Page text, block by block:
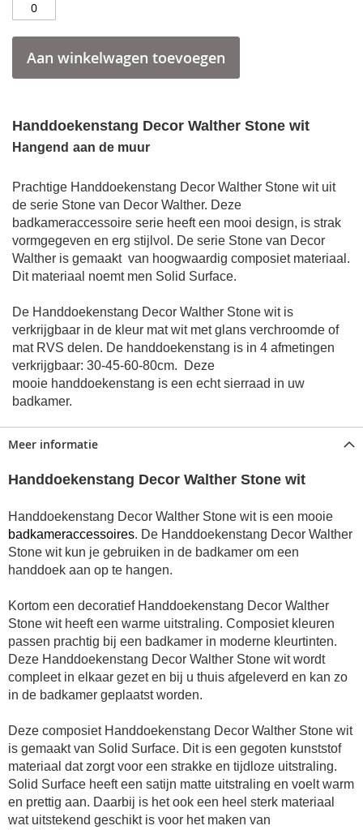
Aan winkelwagen toevoegen
Handdoekenstang Decor Walther Stone wit
Hangend aan de muur
Prachtige Handdoekenstang Decor Walther Stone wit uit
de serie Stone van Decor Walther. Deze
badkameraccessoire serie heeft een mooi design, is strak
vormgegeven en erg stijlvol. De serie Stone van Decor
Walther is gemaakt van hoogwaardig composiet materiaal.
Dit materiaal noemt men Solid Surface.
De Handdoekenstang Decor Walther Stone wit is
verkrijgbaar in de kleur mat wit met glans verchroomde of
mat RVS delen. De handdoekenstang is in 4 afmetingen
verkrijgbaar: 30-45-60-80cm.
Deze
mooie handdoekenstang is een echt sierraad in uw
badkamer.
Meer informatie
Handdoekenstang Decor Walther Stone wit
Handdoekenstang Decor Walther Stone wit is een mooie
badkameraccessoires. De Handdoekenstang Decor Walther
Stone wit kun je gebruiken in de badkamer om een
handdoek aan op te hangen.
Kortom een decoratief Handdoekenstang Decor Walther
Stone wit heeft een warme uitstraling. Composiet kleuren
passen prachtig bij een badkamer in moderne kleurtinten.
Deze Handdoekenstang Decor Walther Stone wit wordt
compleet in elkaar gezet en bij u thuis afgeleverd en kan zo
in de badkamer geplaatst worden.
Deze composiet Handdoekenstang Decor Walther Stone wit
is gemaakt van Solid Surface. Dit is een gegoten kunststof
materiaal dat zorgt voor een strakke en tijdloze uitstraling.
Solid Surface heeft een satijn matte uitstraling en voelt warm
en prettig aan. Daarbij is het ook een heel sterk materiaal
wat uitstekend geschikt is voor het maken van